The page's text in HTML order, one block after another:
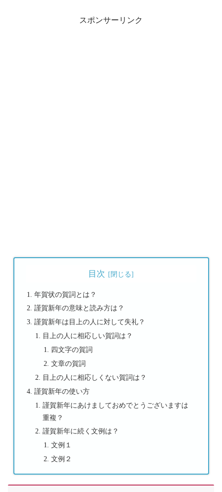
スポンサーリンク
目次
年賀状の賀詞とは？
謹賀新年の意味と読み方は？
謹賀新年は目上の人に対して失礼？
目上の人に相応しい賀詞は？
四文字の賀詞
文章の賀詞
目上の人に相応しくない賀詞は？
謹賀新年の使い方
謹賀新年にあけましておめでとうございますは
重複？
謹賀新年に続く文例は？
文例１
文例２